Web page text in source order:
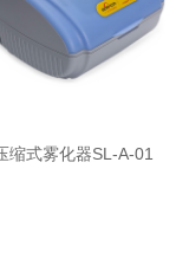
缩式雾化器SL-A-01